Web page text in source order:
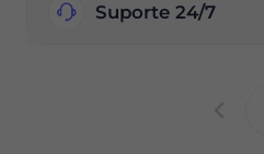
Suporte 24/7